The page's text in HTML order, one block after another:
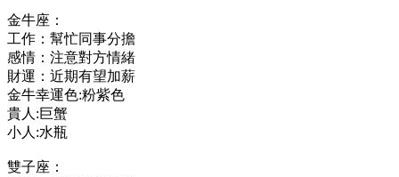
金牛座：
工作：幫忙同事分擔
感情：注意對方情緒
財運：近期有望加薪
金牛幸運色:粉紫色
貴人:巨蟹
小人:水瓶
雙子座：